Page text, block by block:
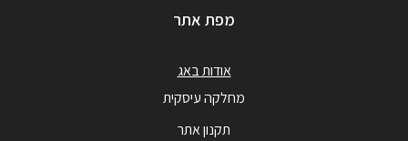
מפת אתר
אודות באג
מחלקה עיסקית
תקנון אתר